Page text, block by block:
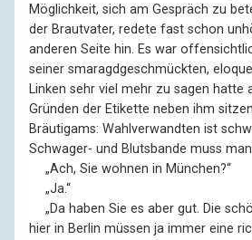
Möglichkeit, sich am Gespräch zu
der Brautvater, redete fast schon
anderen Seite hin. Es war
seiner smaragdgeschmückten,
Linken sehr viel mehr zu sagen hatte
Gründen der Etikette neben ihm
Bräutigams: Wahlverwandten ist
Schwager- und Blutsbande muss
„Ach, Sie wohnen in München?“
„Ja.“
„Da haben Sie es aber gut. Die
hier in Berlin müssen ja immer eine